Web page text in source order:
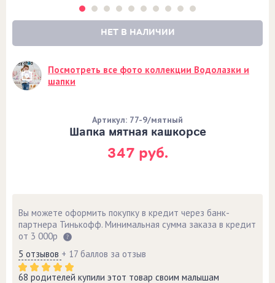
НЕТ В НАЛИЧИИ
Посмотреть все фото коллекции Водолазки и
шапки
347 руб.
Шапка мятная кашкорсе
Артикул: 77-9/мятный
Вы можете оформить покупку в кредит через банк-
партнера Тинькофф. Минимальная сумма заказа в кредит
от 3 000р
5 отзывов + 17 баллов за отзыв
68 родителей купили этот товар своим малышам